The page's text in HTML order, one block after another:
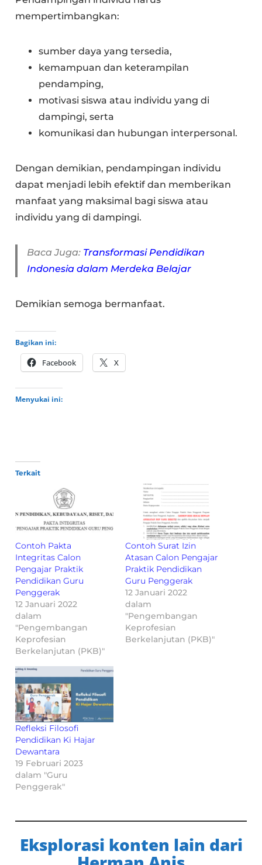
mempertimbangkan:
sumber daya yang tersedia,
kemampuan dan keterampilan
pendamping,
motivasi siswa atau individu yang di
dampingi, serta
komunikasi dan hubungan interpersonal.
Dengan demikian, pendampingan individu
dapat menjadi lebih efektif dan memberikan
manfaat yang maksimal bagi siswa atau
individu yang di dampingi.
Baca Juga: Transformasi Pendidikan
Indonesia dalam Merdeka Belajar
Demikian semoga bermanfaat.
Bagikan ini:
Facebook X
Menyukai ini:
Terkait
Contoh Pakta
Integritas Calon
Pengajar Praktik
Pendidikan Guru
Penggerak
12 Januari 2022
dalam
"Pengembangan
Keprofesian
Berkelanjutan (PKB)"
Contoh Surat Izin
Atasan Calon Pengajar
Praktik Pendidikan
Guru Penggerak
12 Januari 2022
dalam
"Pengembangan
Keprofesian
Berkelanjutan (PKB)"
Refleksi Filosofi
Pendidikan Ki Hajar
Dewantara
19 Februari 2023
dalam "Guru
Penggerak"
Eksplorasi konten lain dari